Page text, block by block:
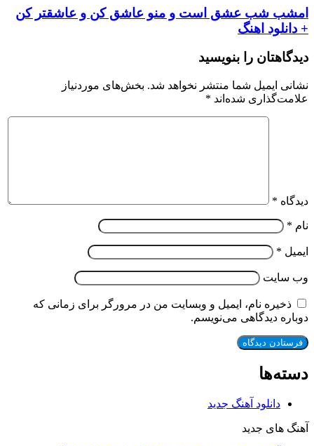
امشب شب عشق است و منو عاشق کن و عاشقتر کن
+ دانلود اهنگ
دیدگاهتان را بنویسید
نشانی ایمیل شما منتشر نخواهد شد. بخش‌های موردنیاز
علامت‌گذاری شده‌اند *
دیدگاه *
نام *
ایمیل *
وب‌ سایت
ذخیره نام، ایمیل و وبسایت من در مرورگر برای زمانی که
دوباره دیدگاهی می‌نویسم.
دسته‌ها
دانلود آهنگ جدید
آهنگ های جدید